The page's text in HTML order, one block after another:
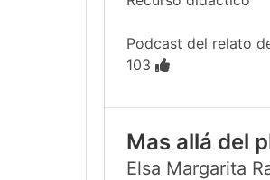
Podcast del relato
103
Mas allá del
Elsa Margarita